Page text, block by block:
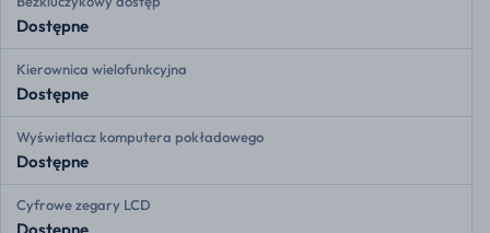
Dostępne
Kierownica wielofunkcyjna
Dostępne
Wyświetlacz komputera pokładowego
Dostępne
Cyfrowe zegary LCD